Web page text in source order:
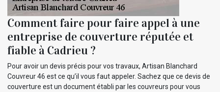
Comment faire pour faire appel à une
entreprise de couverture réputée et
fiable à Cadrieu ?
Pour avoir un devis précis pour vos travaux, Artisan Blanchard
Couvreur 46 est ce qu’il vous faut appeler. Sachez que ce devis de
couverture est un document établi par les couvreurs pour vous